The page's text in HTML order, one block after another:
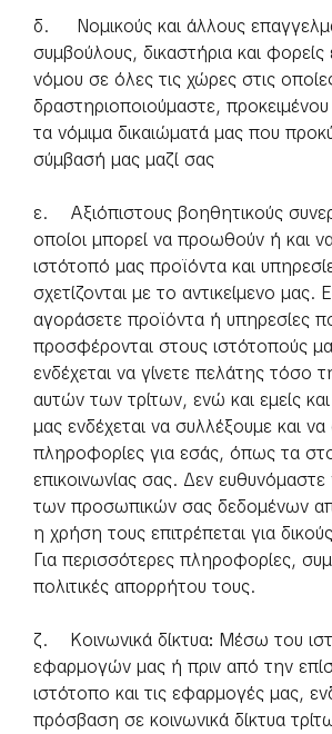
δ. Νομικούς και άλλους
συμβούλους, δικαστήρια και φορείς
νόμου σε όλες τις χώρες στις
δραστηριοποιούμαστε,
τα νόμιμα δικαιώματά μας που
σύμβασή μας μαζί σας
ε. Αξιόπιστους βοηθητικούς
οποίοι μπορεί να προωθούν ή και
ιστότοπό μας προϊόντα και
σχετίζονται με το αντικείμενο μας.
αγοράσετε προϊόντα ή υπηρεσίες
προσφέρονται στους ιστότοπούς
ενδέχεται να γίνετε πελάτης τόσο
αυτών των τρίτων, ενώ και εμείς
μας ενδέχεται να συλλέξουμε και
πληροφορίες για εσάς, όπως τα
επικοινωνίας σας. Δεν
των προσωπικών σας δεδομένων
η χρήση τους επιτρέπεται για
Για περισσότερες πληροφορίες,
πολιτικές απορρήτου τους.
ζ. Κοινωνικά δίκτυα: Μέσω του
εφαρμογών μας ή πριν από την
ιστότοπο και τις εφαρμογές μας,
πρόσβαση σε κοινωνικά δίκτυα